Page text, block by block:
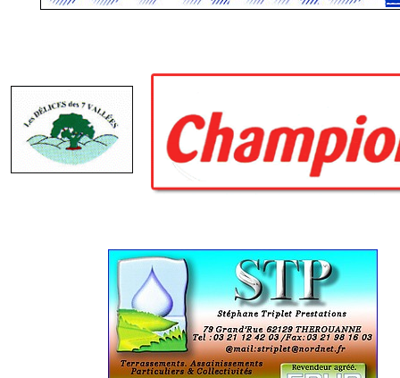
Urbanisme
Biens à louer
Terrains et maisons à vendre
Equipements sportifs
Commerçants, artisans
Commerces et professions libérales